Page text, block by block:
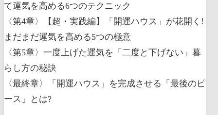
て運気を高める6つのテクニック
〈第4章〉【超・実践編】「開運ハウス」が花開く!
まだまだ運気を高める5つの極意
〈第5章〉一度上げた運気を「二度と下げない」暮
らし方の秘訣
〈最終章〉「開運ハウス」を完成させる「最後のピ
ース」とは?